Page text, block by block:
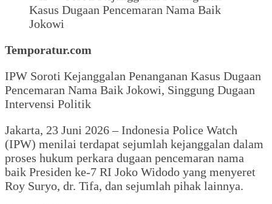
Temporatur.com
‎‎IPW Soroti Kejanggalan Penanganan Kasus Dugaan
Pencemaran Nama Baik Jokowi, Singgung Dugaan
Intervensi Politik
‎Jakarta, 23 Juni 2026 – Indonesia Police Watch
(IPW) menilai terdapat sejumlah kejanggalan dalam
proses hukum perkara dugaan pencemaran nama
baik Presiden ke-7 RI Joko Widodo yang menyeret
Roy Suryo, dr. Tifa, dan sejumlah pihak lainnya.